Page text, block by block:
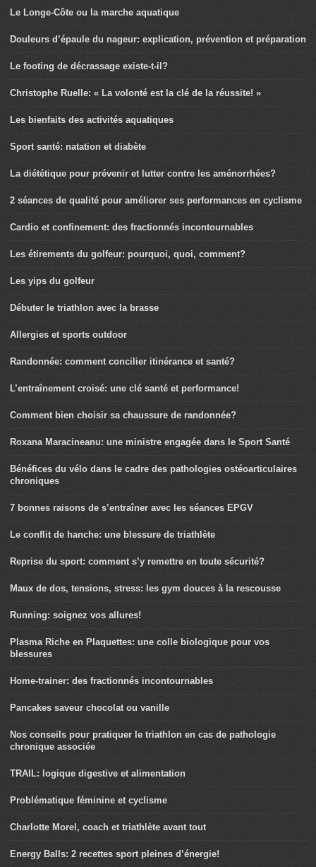
Le Longe-Côte ou la marche aquatique
Douleurs d’épaule du nageur: explication, prévention et préparation
Le footing de décrassage existe-t-il?
Christophe Ruelle: « La volonté est la clé de la réussite! »
Les bienfaits des activités aquatiques
Sport santé: natation et diabète
La diététique pour prévenir et lutter contre les aménorrhées?
2 séances de qualité pour améliorer ses performances en cyclisme
Cardio et confinement: des fractionnés incontournables
Les étirements du golfeur: pourquoi, quoi, comment?
Les yips du golfeur
Débuter le triathlon avec la brasse
Allergies et sports outdoor
Randonnée: comment concilier itinérance et santé?
L’entraînement croisé: une clé santé et performance!
Comment bien choisir sa chaussure de randonnée?
Roxana Maracineanu: une ministre engagée dans le Sport Santé
Bénéfices du vélo dans le cadre des pathologies ostéoarticulaires
chroniques
7 bonnes raisons de s’entraîner avec les séances EPGV
Le conflit de hanche: une blessure de triathlète
Reprise du sport: comment s’y remettre en toute sécurité?
Maux de dos, tensions, stress: les gym douces à la rescousse
Running: soignez vos allures!
Plasma Riche en Plaquettes: une colle biologique pour vos
blessures
Home-trainer: des fractionnés incontournables
Pancakes saveur chocolat ou vanille
Nos conseils pour pratiquer le triathlon en cas de pathologie
chronique associée
TRAIL: logique digestive et alimentation
Problématique féminine et cyclisme
Charlotte Morel, coach et triathlète avant tout
Energy Balls: 2 recettes sport pleines d’énergie!